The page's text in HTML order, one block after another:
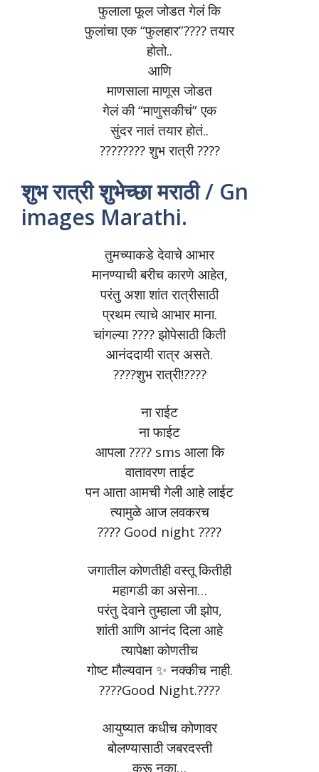
फुलाला फूल जोडत गेलं कि
फुलांचा एक “फुलहार”???? तयार
होतो..
आणि
माणसाला माणूस जोडत
गेलं की “माणुसकीचं” एक
सुंदर नातं तयार होतं..
???????? शुभ रात्री ????
शुभ रात्री शुभेच्छा मराठी / Gn
images Marathi.
तुमच्याकडे देवाचे आभार
मानण्याची बरीच कारणे आहेत,
परंतु अशा शांत रात्रीसाठी
प्रथम त्याचे आभार माना.
चांगल्या ???? झोपेसाठी किती
आनंददायी रात्र असते.
????शुभ रात्री!????
ना राईट
ना फाईट
आपला ???? sms आला कि
वातावरण ताईट
पन आता आमची गेली आहे लाईट
त्यामुळे आज लवकरच
???? Good night ????
जगातील कोणतीही वस्तू कितीही
महागडी का असेना…
परंतु देवाने तुम्हाला जी झोप,
शांती आणि आनंद दिला आहे
त्यापेक्षा कोणतीच
गोष्ट मौल्यवान ✨ नक्कीच नाही.
????Good Night.????
आयुष्यात कधीच कोणावर
बोलण्यासाठी जबरदस्ती
करू नका…